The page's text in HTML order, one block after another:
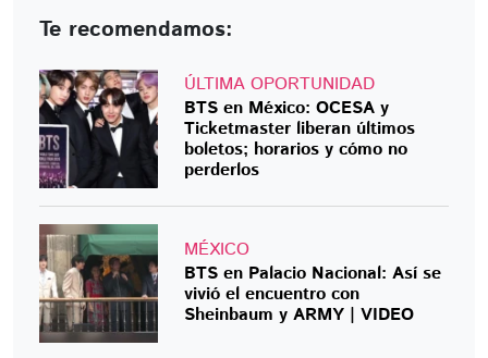
Te recomendamos:
ÚLTIMA OPORTUNIDAD
BTS en México: OCESA y
Ticketmaster liberan últimos
boletos; horarios y cómo no
perderlos
MÉXICO
BTS en Palacio Nacional: Así se
vivió el encuentro con
Sheinbaum y ARMY | VIDEO